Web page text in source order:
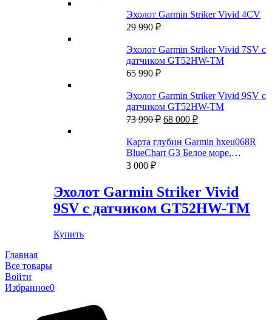
Эхолот Garmin Striker Vivid 4CV
29 990 ₽
Эхолот Garmin Striker Vivid 7SV с
датчиком GT52HW-TM
65 990 ₽
Эхолот Garmin Striker Vivid 9SV с
датчиком GT52HW-TM
73 990₽ Первоначальная
составляла
73
68 000 ₽Текущая
68
000 ₽.
Карта глубин Garmin hxeu068R
BlueChart G3 Белое море,
Баренцево море
3 000 ₽
Эхолот Garmin Striker Vivid
9SV с датчиком GT52HW-TM
Купить
Главная
Все товары
Войти
Избранное0